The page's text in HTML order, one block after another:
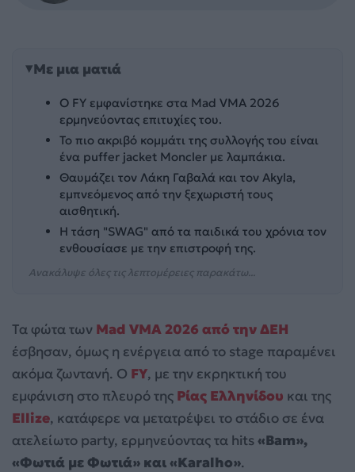
Με μια ματιά
Ο FY εμφανίστηκε στα Mad VMA 2026
ερμηνεύοντας επιτυχίες του.
Το πιο ακριβό κομμάτι της συλλογής του είναι
ένα puffer jacket Moncler με λαμπάκια.
Θαυμάζει τον Λάκη Γαβαλά και τον Akyla,
εμπνεόμενος από την ξεχωριστή τους
αισθητική.
Η τάση "SWAG" από τα παιδικά του χρόνια τον
ενθουσίασε με την επιστροφή της.
Ανακάλυψε όλες τις λεπτομέρειες παρακάτω...
Τα φώτα των Mad VMA 2026 από την ΔΕΗ
έσβησαν, όμως η ενέργεια από το stage παραμένει
ακόμα ζωντανή. Ο FY, με την εκρηκτική του
εμφάνιση στο πλευρό της Ρίας Ελληνίδου και της
Ellize, κατάφερε να μετατρέψει το στάδιο σε ένα
ατελείωτο party, ερμηνεύοντας τα hits«Bam»,
«Φωτιά με Φωτιά» και «Karalho».